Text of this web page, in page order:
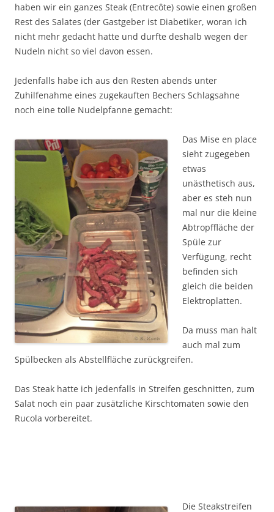
haben wir ein ganzes Steak (Entrecôte) sowie einen großen
Rest des Salates (der Gastgeber ist Diabetiker, woran ich
nicht mehr gedacht hatte und durfte deshalb wegen der
Nudeln nicht so viel davon essen.
Jedenfalls habe ich aus den Resten abends unter
Zuhilfenahme eines zugekauften Bechers Schlagsahne
noch eine tolle Nudelpfanne gemacht:
Das Mise en place
sieht zugegeben
etwas
unästhetisch aus,
aber es steh nun
mal nur die kleine
Abtropffläche der
Spüle zur
Verfügung, recht
befinden sich
gleich die beiden
Elektroplatten.
Da muss man halt
auch mal zum
Spülbecken als Abstellfläche zurückgreifen.
Das Steak hatte ich jedenfalls in Streifen geschnitten, zum
Salat noch ein paar zusätzliche Kirschtomaten sowie den
Rucola vorbereitet.
Die Steakstreifen